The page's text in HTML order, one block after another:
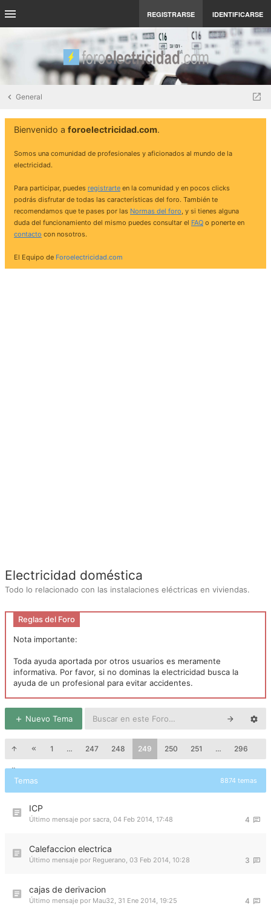
REGISTRARSE IDENTIFICARSE
General
Bienvenido a foroelectricidad.com.
Somos una comunidad de profesionales y aficionados al mundo de la
electricidad.
Para participar, puedes registrarte en la comunidad y en pocos clicks
podrás disfrutar de todas las características del foro. También te
recomendamos que te pases por las Normas del foro, y si tienes alguna
duda del funcionamiento del mismo puedes consultar el FAQ o ponerte en
contacto con nosotros.
El Equipo de Foroelectricidad.com
Electricidad doméstica
Todo lo relacionado con las instalaciones eléctricas en viviendas.
Reglas del Foro
Nota importante:
Toda ayuda aportada por otros usuarios es meramente
informativa. Por favor, si no dominas la electricidad busca la
ayuda de un profesional para evitar accidentes.
Nuevo Tema
1 … 247 248 249 250 251 … 296
Temas 8874 temas
ICP
4
Último mensaje por sacra, 04 Feb 2014, 17:48
Calefaccion electrica
3
Último mensaje por Reguerano, 03 Feb 2014, 10:28
cajas de derivacion
4
Último mensaje por Mau32, 31 Ene 2014, 19:25